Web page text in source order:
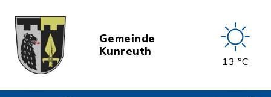
Gemeinde
Kunreuth
13 °C